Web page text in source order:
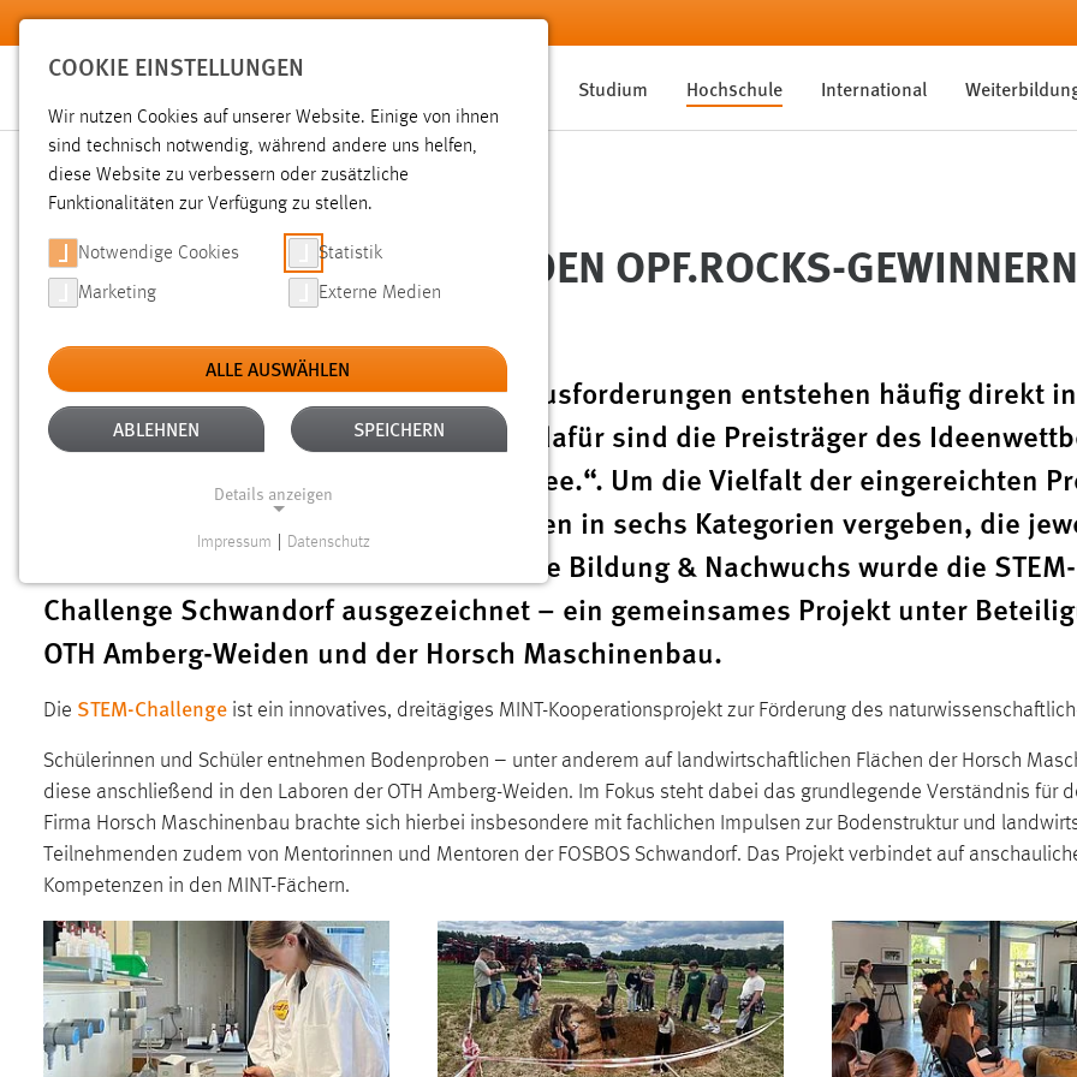
Zum Hauptinhalt springen
Studium Hochschule International
Sie sind hier:
Hochschule Aktuelles News der OTH Amberg-Weiden
STEM-CHALLENGE UNTER DEN OPF.ROCKS-GEWINNERN
06.05.2026
Die besten Lösungen für aktuelle Herausforderungen entstehen häufig direkt
Region – ein überzeugendes Beispiel dafür sind die Preisträger des
„opf.rocks – Deine Oberpfalz. Deine Idee.“. Um die Vielfalt der eingereichten
abzubilden, wurden die Auszeichnungen in sechs Kategorien vergeben, die
1.000 Euro dotiert sind. In der Kategorie Bildung & Nachwuchs wurde die STEM-
Challenge Schwandorf ausgezeichnet – ein gemeinsames Projekt unter
OTH Amberg-Weiden und der Horsch Maschinenbau.
Die STEM-Challenge ist ein innovatives, dreitägiges MINT-Kooperationsprojekt zur Förderung des
Schülerinnen und Schüler entnehmen Bodenproben – unter anderem auf landwirtschaftlichen Flächen der Horsch
diese anschließend in den Laboren der OTH Amberg-Weiden. Im Fokus steht dabei das grundlegende Verständnis für
Firma Horsch Maschinenbau brachte sich hierbei insbesondere mit fachlichen Impulsen zur Bodenstruktur und
Teilnehmenden zudem von Mentorinnen und Mentoren der FOSBOS Schwandorf. Das Projekt verbindet auf
Kompetenzen in den MINT-Fächern.
COOKIE EINSTELLUNGEN
Wir nutzen Cookies auf unserer Website. Einige von ihnen
sind technisch notwendig, während andere uns helfen,
diese Website zu verbessern oder zusätzliche
Funktionalitäten zur Verfügung zu stellen.
Notwendige Cookies Statistik
Marketing Externe Medien
ALLE AUSWÄHLEN
ABLEHNEN SPEICHERN
Details anzeigen
Notwendige Cookies ermöglichen grundlegende
Funktionen und sind für die einwandfreie Funktion der
Website erforderlich.
Einverständnis
Name: cookie_consent
Zweck:
Dieser Cookie speichert die
des Benutzers
Performance
Name: staticfilecache
Zweck:
Für performante Seitenauslieferung wird
Impressum Datenschutz